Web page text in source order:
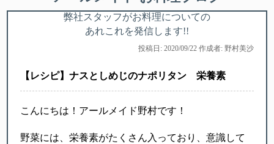
弊社スタッフがお料理についての
あれこれを発信します!!
投稿日: 2020/09/22 作成者: 野村美沙
【レシピ】ナスとしめじのナポリタン 栄養素
こんにちは！アールメイド野村です！
野菜には、栄養素がたくさん入っており、意識して